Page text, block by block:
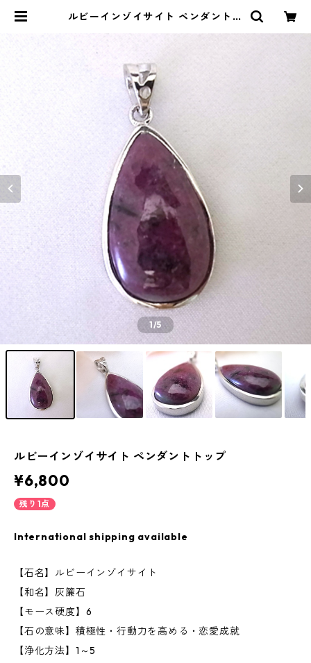
ルビーインゾイサイト ペンダントト
1/5
ルビーインゾイサイト ペンダントトップ
¥6,800
残り1点
International shipping available
【石名】ルビーインゾイサイト
【和名】灰簾石
【モース硬度】6
【石の意味】積極性・行動力を高める・恋愛成就
【浄化方法】1～5